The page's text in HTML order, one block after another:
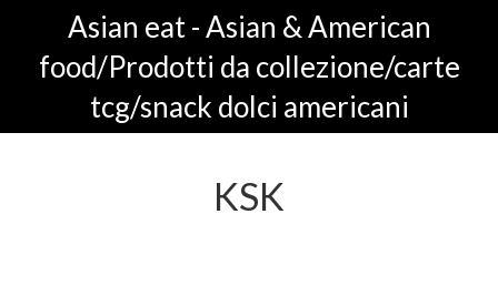
Asian eat - Asian & American
food/Prodotti da collezione/carte
tcg/snack dolci americani
KSK